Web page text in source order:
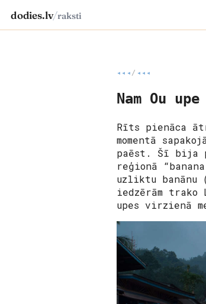
dodies.lv/raksti
◂◂◂ / ◂◂◂
Nam Ou upe
Rīts pienāca
momentā
paēst. Šī bija
reģionā
uzliktu banānu
iedzērām
upes virzienā